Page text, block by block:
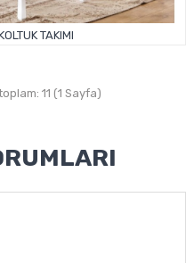
TAKIMI
11 (1 Sayfa)